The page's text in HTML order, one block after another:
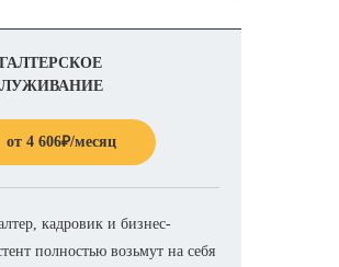
от 4 606₽/месяц
кадровик и бизнес-
полностью возьмут на себя